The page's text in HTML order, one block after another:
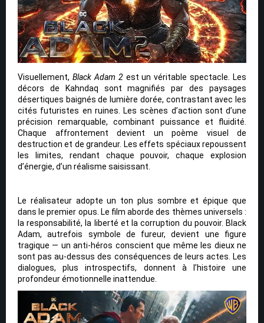
Visuellement, Black Adam 2est un véritable spectacle. Les
décors de Kahndaq sont magnifiés par des paysages
désertiques baignés de lumière dorée, contrastant avec les
cités futuristes en ruines. Les scènes d’action sont d’une
précision remarquable, combinant puissance et fluidité.
Chaque affrontement devient un poème visuel de
destruction et de grandeur. Les effets spéciaux repoussent
les limites, rendant chaque pouvoir, chaque explosion
d’énergie, d’un réalisme saisissant.
Le réalisateur adopte un ton plus sombre et épique que
dans le premier opus. Le film aborde des thèmes universels :
la responsabilité, la liberté et la corruption du pouvoir. Black
Adam, autrefois symbole de fureur, devient une figure
tragique — un anti-héros conscient que même les dieux ne
sont pas au-dessus des conséquences de leurs actes. Les
dialogues, plus introspectifs, donnent à l’histoire une
profondeur émotionnelle inattendue.